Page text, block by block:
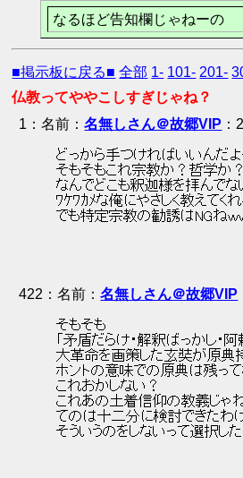
なるほど告知欄じゃねーの
■掲示板に戻る■ 全部 1- 101- 201-
仏教ってややこしすぎじゃね？
1 ： 名無しさん＠故郷VIP
どっから手つければいいんだよ
そもそもこれ宗教か？哲学か
なんでどこも釈迦様を拝んでな
ﾜｹﾜｶﾒな俺にやさしく教えてく
でも特定宗教の勧誘はNGねｗ
422 ： 名無しさん＠故郷VIP
そもそも
「矛盾だらけ・解釈ばっかし・
大革命を画策した玄奘が原典
ホントの意味での原典は残って
これおかしない？
これあの土着信仰の教義じゃ
てのは十二分に検討できたわ
そういうのをしないって選択し